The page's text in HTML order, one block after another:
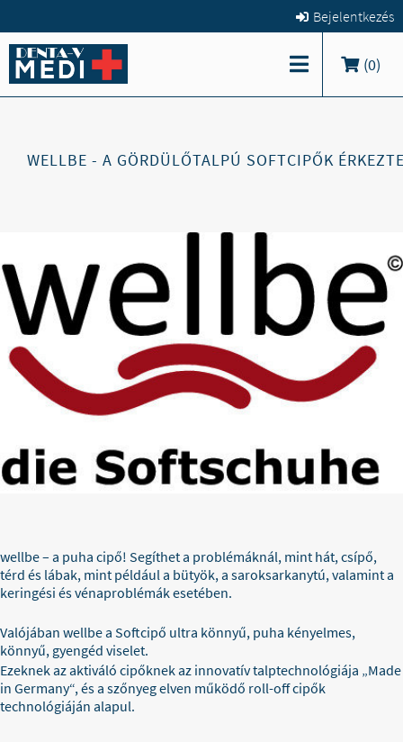
Bejelentkezés
(0)
WELLBE - A GÖRDÜLŐTALPÚ SOFTCIPŐK
wellbe – a puha cipő! Segíthet a problémáknál, mint hát, csípő,
térd és lábak, mint például a bütyök, a saroksarkanytú, valamint a
keringési és vénaproblémák esetében.
Valójában wellbe a Softcipő ultra könnyű, puha kényel­mes,
könnyű, gyen­géd viselet.
Ezeknek az aktiváló cipőknek az innovatív talp­technológiája „Made
in Germany“, és a szőnyeg elven működő roll-off cipők
technológiáján ala­pul.